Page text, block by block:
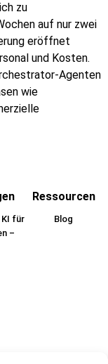
zu
auf nur zwei
eröffnet
und Kosten.
Agenten
wie
für
–
Ressourcen
Blog